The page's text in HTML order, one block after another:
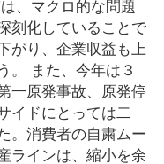
、マクロ的な問題
刻化していることで
がり、企業収益も上
。 また、今年は３
一原発事故、原発停
イドにとっては二
。消費者の自粛ムー
ラインは、縮小を余